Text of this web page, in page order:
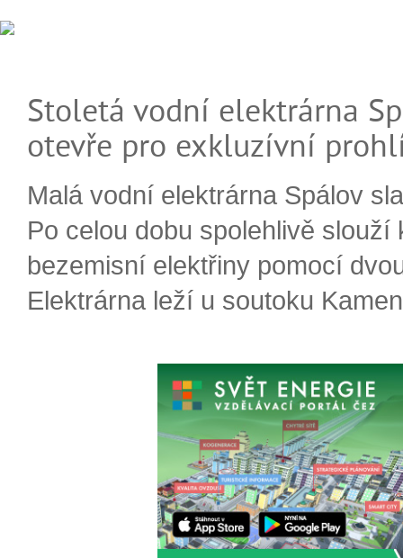
Stoletá vodní elektrárna
otevře pro exkluzívní
Malá vodní elektrárna Spálov
Po celou dobu spolehlivě slouží
bezemisní elektřiny pomocí
Elektrárna leží u soutoku